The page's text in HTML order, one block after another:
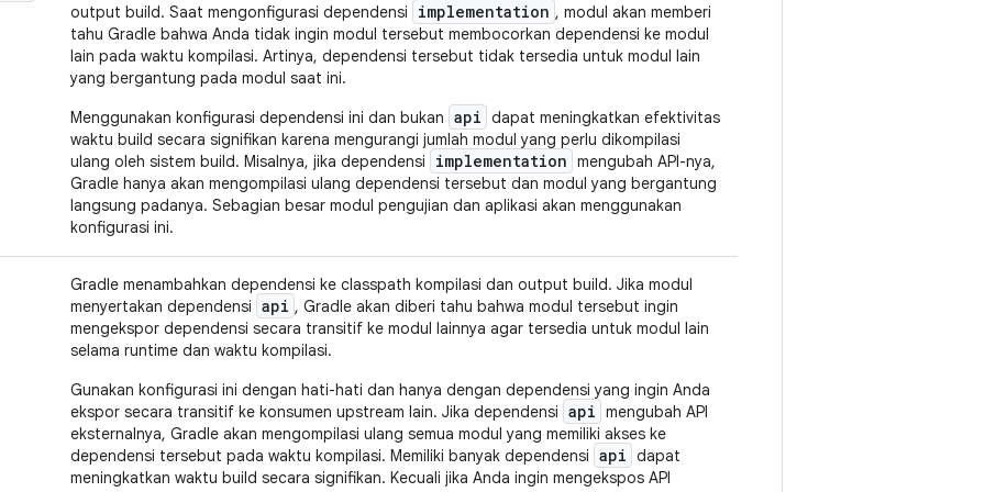
output build. Saat mengonfigurasi dependensi implementation , modul akan memberi
tahu Gradle bahwa Anda tidak ingin modul tersebut membocorkan dependensi ke modul
lain pada waktu kompilasi. Artinya, dependensi tersebut tidak tersedia untuk modul lain
yang bergantung pada modul saat ini.
Menggunakan konfigurasi dependensi ini dan bukan api dapat meningkatkan efektivitas
waktu build secara signifikan karena mengurangi jumlah modul yang perlu dikompilasi
ulang oleh sistem build. Misalnya, jika dependensi
implementation mengubah API-nya,
Gradle hanya akan mengompilasi ulang dependensi tersebut dan modul yang bergantung
langsung padanya. Sebagian besar modul pengujian dan aplikasi akan menggunakan
konfigurasi ini.
Gradle menambahkan dependensi ke classpath kompilasi dan output build. Jika modul
menyertakan dependensi api , Gradle akan diberi tahu bahwa modul tersebut ingin
mengekspor dependensi secara transitif ke modul lainnya agar tersedia untuk modul lain
selama runtime dan waktu kompilasi.
Gunakan konfigurasi ini dengan hati-hati dan hanya dengan dependensi yang ingin Anda
ekspor secara transitif ke konsumen upstream lain. Jika dependensi api mengubah API
eksternalnya, Gradle akan mengompilasi ulang semua modul yang memiliki akses ke
dependensi tersebut pada waktu kompilasi. Memiliki banyak dependensi api dapat
meningkatkan waktu build secara signifikan. Kecuali jika Anda ingin mengekspos API